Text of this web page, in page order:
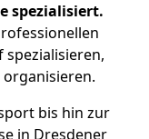
spezialisiert.
spezialisieren,
organisieren.
bis hin zur
in Dresdener